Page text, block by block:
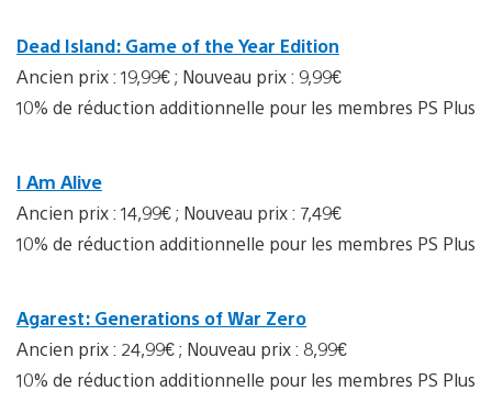
Dead Island: Game of the Year Edition
Ancien prix : 19,99€ ; Nouveau prix : 9,99€
10% de réduction additionnelle pour les membres PS Plus
I Am Alive
Ancien prix : 14,99€ ; Nouveau prix : 7,49€
10% de réduction additionnelle pour les membres PS Plus
Agarest: Generations of War Zero
Ancien prix : 24,99€ ; Nouveau prix : 8,99€
10% de réduction additionnelle pour les membres PS Plus